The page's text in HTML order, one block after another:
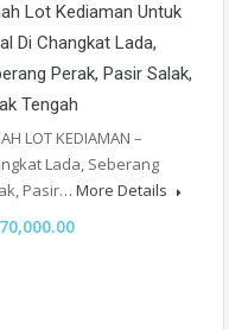
Lot Kediaman Untuk
Di Changkat Lada,
Perak, Pasir Salak,
Tengah
LOT KEDIAMAN –
Lada, Seberang
Pasir… More Details